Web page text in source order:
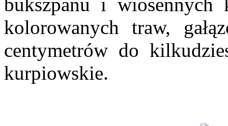
bukszpanu i
kolorowanych traw,
centymetrów do
kurpiowskie.